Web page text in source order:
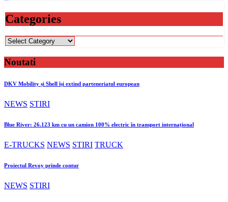
Categories
Categories
Noutati
DKV Mobility și Shell își extind parteneriatul european
NEWS STIRI
Blue River: 26.123 km cu un camion 100% electric în transport internațional
E-TRUCKS NEWS STIRI TRUCK
Proiectul Revoy prinde contur
NEWS STIRI